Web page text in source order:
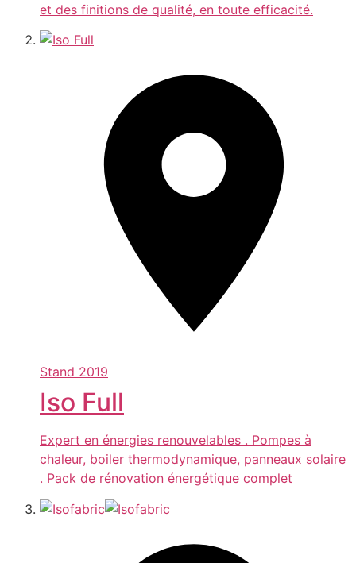
et des finitions de qualité, en toute efficacité.
Stand 2019
Iso Full
Expert en énergies renouvelables . Pompes à
chaleur, boiler thermodynamique, panneaux solaire
. Pack de rénovation énergétique complet